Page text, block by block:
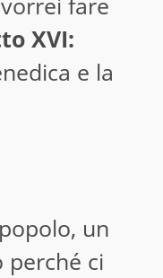
XVI:
e la
un
ci